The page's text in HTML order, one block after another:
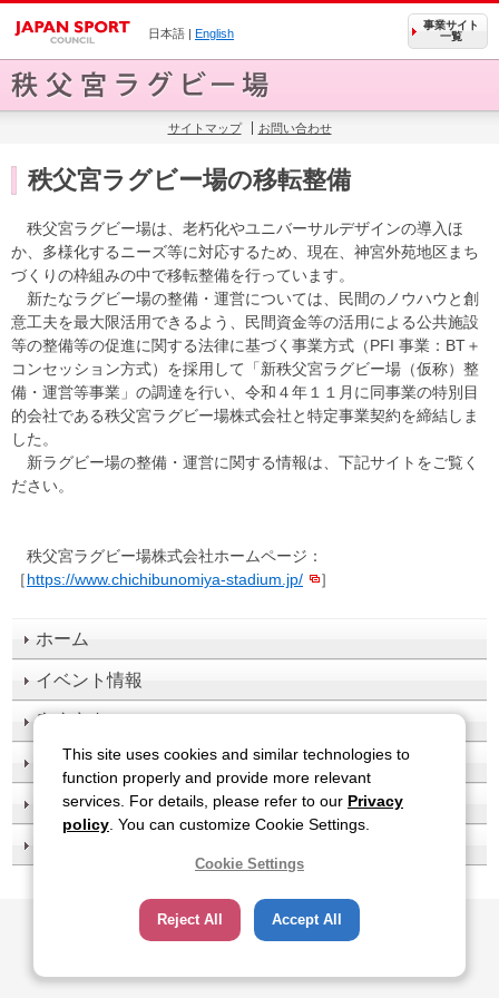
日本語 | English
事業サイト
一覧
サイトマップ お問い合わせ
ホーム
イベント情報
座席案内
施設案内
アクセス
秩父宮ラグビー場の移転整備
秩父宮ラグビー場は、老朽化やユニバーサルデザインの導入ほ
か、多様化するニーズ等に対応するため、現在、神宮外苑地区まち
づくりの枠組みの中で移転整備を行っています。
新たなラグビー場の整備・運営については、民間のノウハウと創
意工夫を最大限活用できるよう、民間資金等の活用による公共施設
等の整備等の促進に関する法律に基づく事業方式（PFI 事業：BT＋
コンセッション方式）を採用して「新秩父宮ラグビー場（仮称）整
備・運営等事業」の調達を行い、令和４年１１月に同事業の特別目
的会社である秩父宮ラグビー場株式会社と特定事業契約を締結しま
した。
新ラグビー場の整備・運営に関する情報は、下記サイトをご覧く
ださい。
秩父宮ラグビー場株式会社ホームページ：
［https://www.chichibunomiya-stadium.jp/ ］
サイトのご利用について 関連サイト
プライバシーポリシー
ソーシャルメディアポリシー
This site uses cookies and similar technologies to
function properly and provide more relevant
services. For details, please refer to our Privacy
policy . You can customize Cookie Settings.
Cookie Settings
Reject All Accept All